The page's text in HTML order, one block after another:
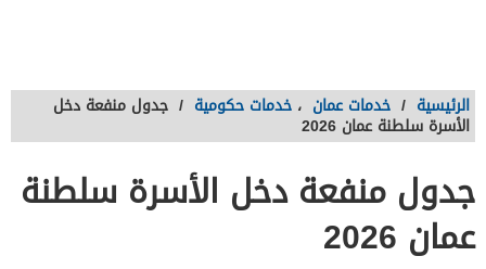
الرئيسية / خدمات عمان ، خدمات حكومية / جدول منفعة دخل
الأسرة سلطنة عمان 2026
جدول منفعة دخل الأسرة سلطنة
عمان 2026